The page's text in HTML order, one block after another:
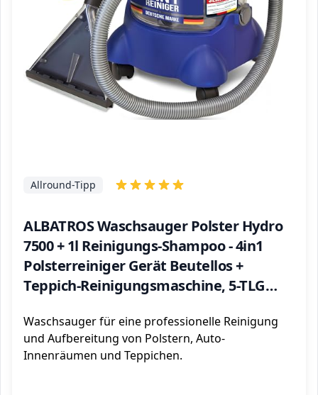
ALBATROS Waschsauger Polster Hydro
7500 + 1l Reinigungs-Shampoo - 4in1
Polsterreiniger Gerät Beutellos +
Teppich-Reinigungsmaschine, 5-TLG
Sehr Gut (09/2020)
Allround-Tipp
Waschsauger für eine professionelle Reinigung
und Aufbereitung von Polstern, Auto-
Innenräumen und Teppichen.